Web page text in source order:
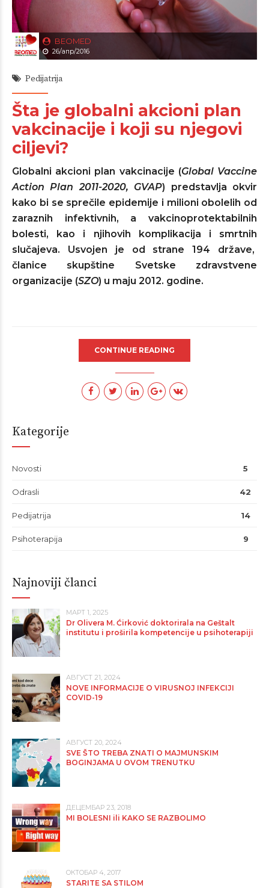
BEOMED
26/апр/2016
Pedijatrija
Šta je globalni akcioni plan
vakcinacije i koji su njegovi
ciljevi?
Globalni akcioni plan vakcinacije (Global Vaccine
Action Plan 2011-2020, GVAP) predstavlja okvir
kako bi se sprečile epidemije i milioni obolelih od
zaraznih infektivnih, a vakcinoprotektabilnih
bolesti, kao i njihovih komplikacija i smrtnih
slučajeva. Usvojen je od strane 194 države,
članice skupštine Svetske zdravstvene
organizacije (SZO) u maju 2012. godine.
CONTINUE READING
Kategorije
Novosti 5
Odrasli 42
Pedijatrija 14
Psihoterapija 9
Najnoviji članci
МАРТ 1, 2025
Dr Olivera M. Ćirković doktorirala na Geštalt
institutu i proširila kompetencije u psihoterapiji
АВГУСТ 21, 2024
NOVE INFORMACIJE O VIRUSNOJ INFEKCIJI
COVID-19
АВГУСТ 20, 2024
SVE ŠTO TREBA ZNATI O MAJMUNSKIM
BOGINJAMA U OVOM TRENUTKU
ДЕЦЕМБАР 23, 2018
MI BOLESNI ili KAKO SE RAZBOLIMO
ОКТОБАР 4, 2017
STARITE SA STILOM